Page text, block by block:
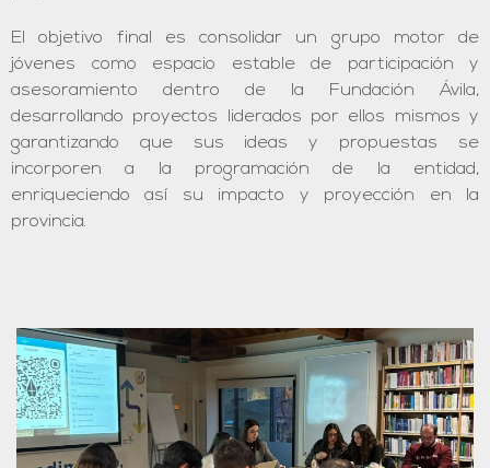
El objetivo final es consolidar un grupo motor de
jóvenes como espacio estable de participación y
asesoramiento dentro de la Fundación Ávila,
desarrollando proyectos liderados por ellos mismos y
garantizando que sus ideas y propuestas se
incorporen a la programación de la entidad,
enriqueciendo así su impacto y proyección en la
provincia.